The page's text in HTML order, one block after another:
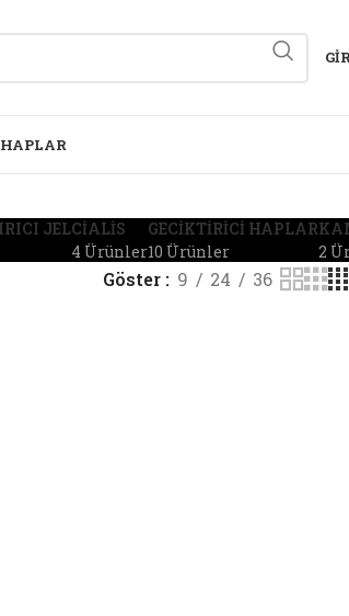
JELCIALIS
4 Ürünler
GECIKTIRICI HAPLAR
10 Ürünler
2
Göster 9 24 36